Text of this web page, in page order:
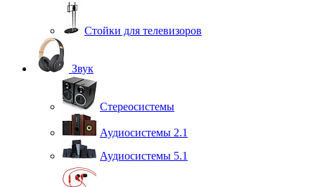
Стойки для телевизоров
Звук
Стереосистемы
Аудиосистемы 2.1
Аудиосистемы 5.1